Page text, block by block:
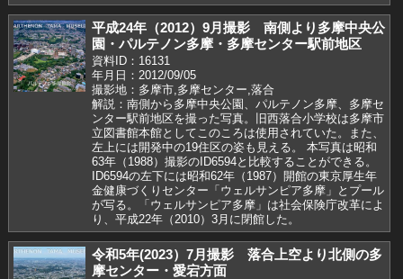
平成24年（2012）9月撮影 南側より多摩中央公
園・パルテノン多摩・多摩センター駅前地区
資料ID：16131
年月日：2012/09/05
撮影地：多摩市,多摩センター,落合
解説：南側から多摩中央公園、パルテノン多摩、多摩セ
ンター駅前地区を撮った写真。旧西落合小学校は多摩市
立図書館本館としてこのころは使用されていた。また、
左上には開発中の19住区の姿も見える。 本写真は昭和
63年（1988）撮影のID6594と比較することができる。
ID6594の左下には昭和62年（1987）開館の東京厚生年
金健康づくりセンター「ウェルサンピア多摩」とプール
が写る。「ウェルサンピア多摩」は社会保険庁改革によ
り、平成22年（2010）3月に閉館した。
令和5年(2023）7月撮影 落合上空より北側の多
摩センター・愛宕方面